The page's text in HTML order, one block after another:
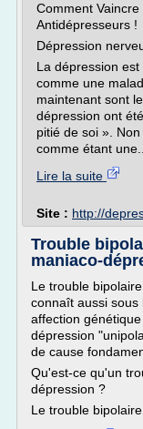
Comment
Antidépresseurs !
Dépression
La dépression
comme une
maintenant sont
dépression ont
pitié de soi ».
comme étant une...
Lire la suite
Site : http://
Trouble
maniaco-
Le trouble
connaît aussi
affection
dépression
de cause
Qu'est-ce qu'un
dépression ?
Le trouble